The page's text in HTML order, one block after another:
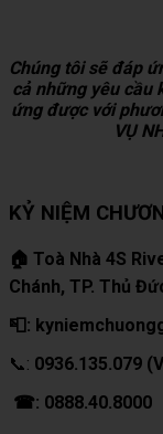
Chúng tôi sẽ đáp
cả những yêu cầu
ứng được với
VỤ
KỶ NIỆM
🏠 Toà Nhà 4S
Chánh, TP. Thủ
📮:
📞: 0936.135.079
☎: 0888.40.8000